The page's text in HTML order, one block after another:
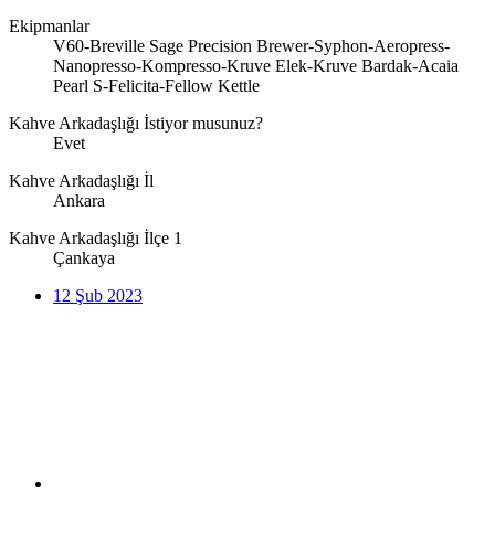
Ekipmanlar
V60-Breville Sage Precision Brewer-Syphon-Aeropress-
Nanopresso-Kompresso-Kruve Elek-Kruve Bardak-Acaia
Pearl S-Felicita-Fellow Kettle
Kahve Arkadaşlığı İstiyor musunuz?
Evet
Kahve Arkadaşlığı İl
Ankara
Kahve Arkadaşlığı İlçe 1
Çankaya
12 Şub 2023